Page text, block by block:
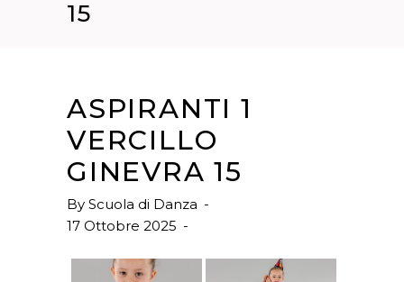
15
ASPIRANTI 1
VERCILLO
GINEVRA 15
By Scuola di Danza
17 Ottobre 2025